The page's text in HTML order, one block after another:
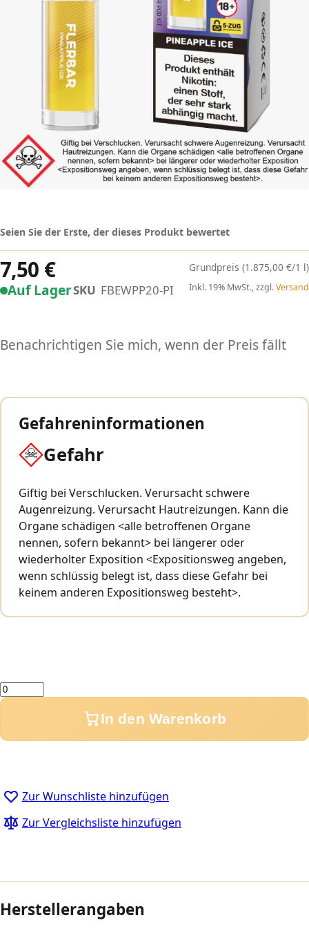
Auf LagerSKU FBEWPP20-PI
Seien Sie der Erste, der dieses Produkt bewertet
7,50 € (1.875,00 €/1 l)
Inkl. 19% MwSt., zzgl.Versand
Benachrichtigen Sie mich, wenn der Preis fällt
Gefahreninformationen
Gefahr
Giftig bei Verschlucken. Verursacht schwere
Augenreizung. Verursacht Hautreizungen. Kann die
Organe schädigen <alle betroffenen Organe
nennen, sofern bekannt> bei längerer oder
wiederholter Exposition <Expositionsweg angeben,
wenn schlüssig belegt ist, dass diese Gefahr bei
keinem anderen Expositionsweg besteht>.
Menge
In den Warenkorb
Zur Wunschliste hinzufügen
Zur Vergleichsliste hinzufügen
Herstellerangaben